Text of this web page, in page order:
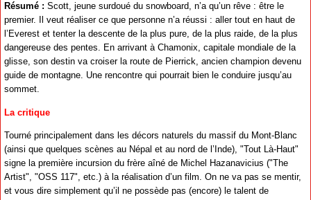
Résumé : Scott, jeune surdoué du snowboard, n’a qu’un rêve : être le
premier. Il veut réaliser ce que personne n’a réussi : aller tout en haut de
l’Everest et tenter la descente de la plus pure, de la plus raide, de la plus
dangereuse des pentes. En arrivant à Chamonix, capitale mondiale de la
glisse, son destin va croiser la route de Pierrick, ancien champion devenu
guide de montagne. Une rencontre qui pourrait bien le conduire jusqu’au
sommet.
La critique
Tourné principalement dans les décors naturels du massif du Mont-Blanc
(ainsi que quelques scènes au Népal et au nord de l’Inde), "Tout Là-Haut"
signe la première incursion du frère aîné de Michel Hazanavicius ("The
Artist", "OSS 117", etc.) à la réalisation d’un film. On ne va pas se mentir,
et vous dire simplement qu’il ne possède pas (encore) le talent de